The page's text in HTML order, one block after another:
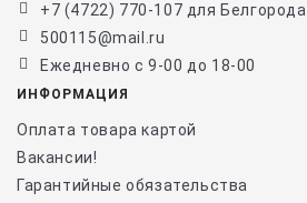
+7 (4722) 770-107 для Белгорода
500115@mail.ru
Ежедневно с 9-00 до 18-00
ИНФОРМАЦИЯ
Оплата товара картой
Вакансии!
Гарантийные обязательства